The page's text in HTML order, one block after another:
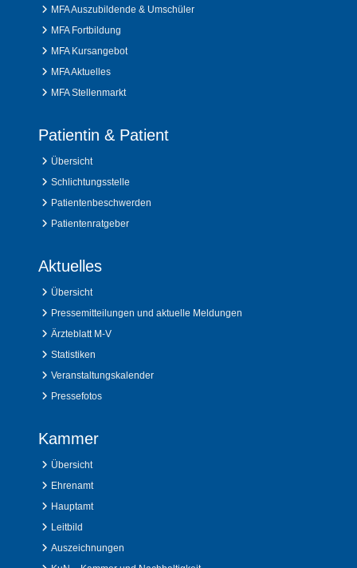
MFA Auszubildende & Umschüler
MFA Fortbildung
MFA Kursangebot
MFA Aktuelles
MFA Stellenmarkt
Patientin & Patient
Übersicht
Schlichtungsstelle
Patientenbeschwerden
Patientenratgeber
Aktuelles
Übersicht
Pressemitteilungen und aktuelle Meldungen
Ärzteblatt M-V
Statistiken
Veranstaltungskalender
Pressefotos
Kammer
Übersicht
Ehrenamt
Hauptamt
Leitbild
Auszeichnungen